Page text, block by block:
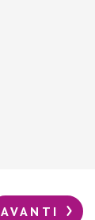
AVANTI